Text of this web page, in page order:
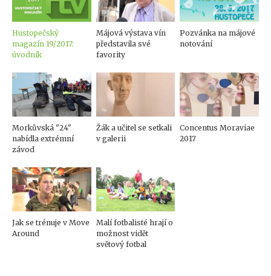
Hustopečský
magazín 19/2017:
úvodník
Májová výstava vín
představila své
favority
Pozvánka na májové
notování
Morkůvská "24"
nabídla extrémní
závod
Žák a učitel se setkali
v galerii
Concentus Moraviae
2017
Jak se trénuje v Move
Around
Malí fotbalisté hrají o
možnost vidět
světový fotbal